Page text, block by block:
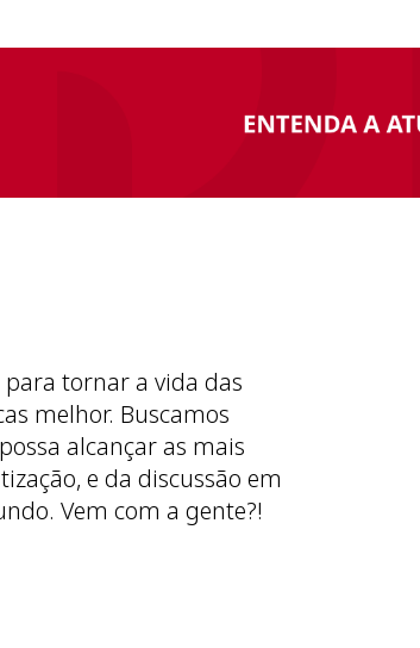
para tornar a vida das
melhor. Buscamos
alcançar as mais
e da discussão em
Vem com a gente?!